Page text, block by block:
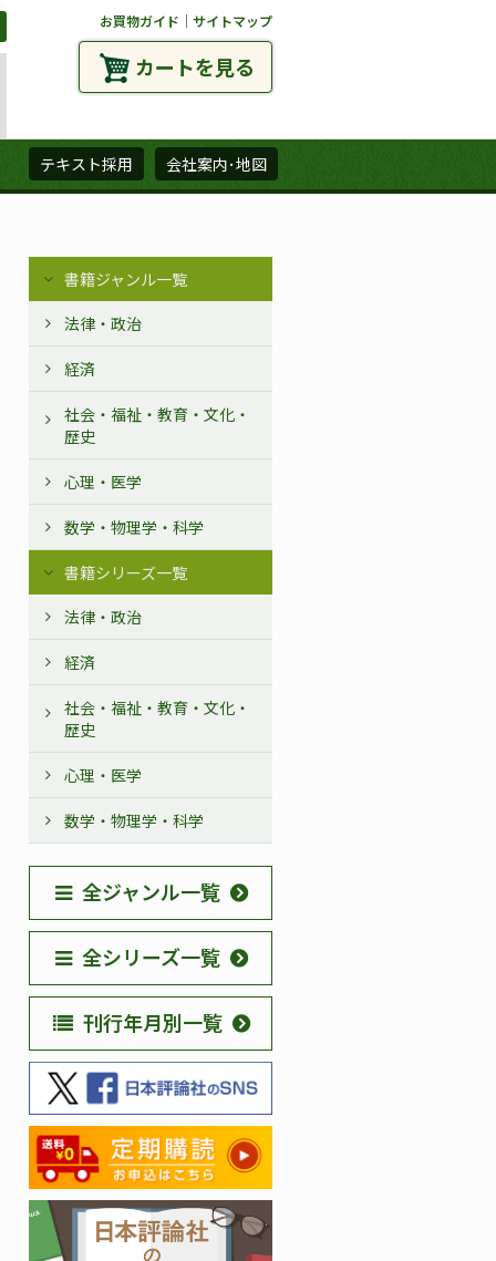
お買物ガイド ｜ サイトマップ
カートを見る
テキスト採用 会社案内･地図
書籍ジャンル一覧
法律・政治
経済
社会・福祉・教育・文化・
歴史
心理・医学
数学・物理学・科学
書籍シリーズ一覧
法律・政治
経済
社会・福祉・教育・文化・
歴史
心理・医学
数学・物理学・科学
全ジャンル一覧
全シリーズ一覧
刊行年月別一覧